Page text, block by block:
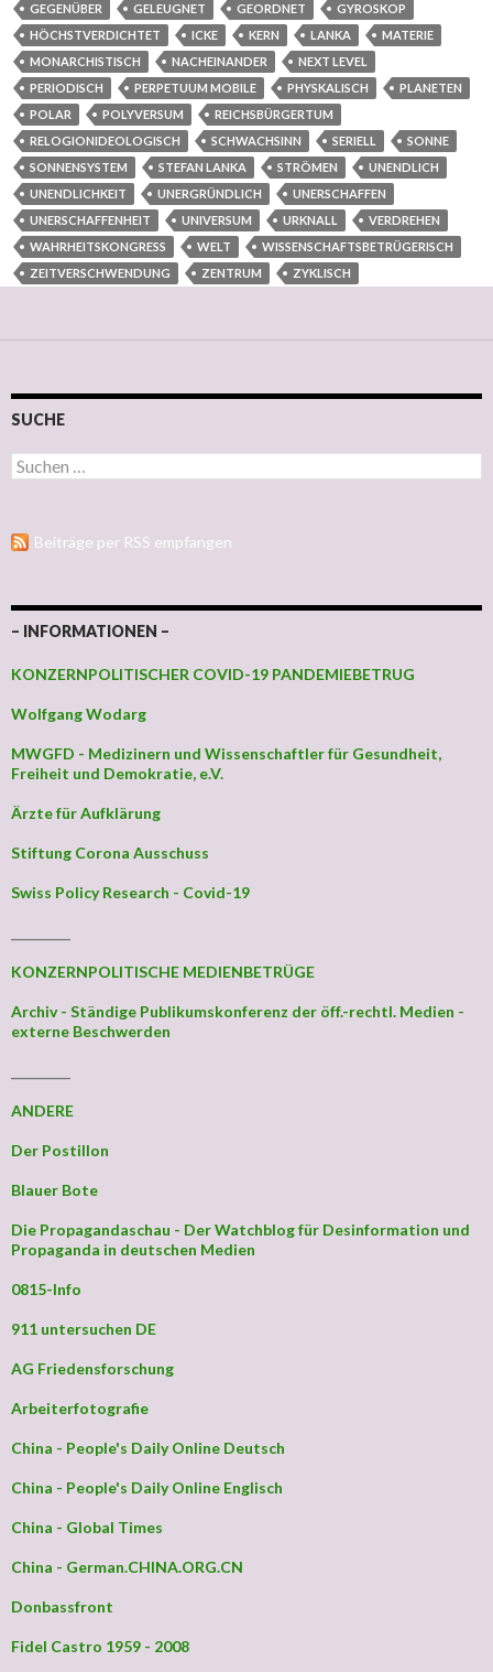
GEGENÜBER
GELEUGNET GEORDNET
GYROSKOP
HÖCHSTVERDICHTET
ICKE KERN LANKA
MATERIE
MONARCHISTISCH
NACHEINANDER
NEXT LEVEL
PERIODISCH
PERPETUUM MOBILE PHYSKALISCH
PLANETEN
POLAR
POLYVERSUM
REICHSBÜRGERTUM
RELOGIONIDEOLOGISCH
SCHWACHSINN SERIELL
SONNE
SONNENSYSTEM
STEFAN LANKA STRÖMEN
UNENDLICH
UNENDLICHKEIT
UNERGRÜNDLICH
UNERSCHAFFEN
UNERSCHAFFENHEIT
UNIVERSUM URKNALL
VERDREHEN
WAHRHEITSKONGRESS
WELT
WISSENSCHAFTSBETRÜGERISCH
ZEITVERSCHWENDUNG
ZENTRUM ZYKLISCH
SUCHE
Suchen nach:
Beiträge per RSS empfangen
– INFORMATIONEN –
KONZERNPOLITISCHER COVID-19 PANDEMIEBETRUG
Wolfgang Wodarg
MWGFD - Medizinern und Wissenschaftler für Gesundheit,
Freiheit und Demokratie, e.V.
Ärzte für Aufklärung
Stiftung Corona Ausschuss
Swiss Policy Research - Covid-19
KONZERNPOLITISCHE MEDIENBETRÜGE
Archiv - Ständige Publikumskonferenz der öff.-rechtl. Medien -
externe Beschwerden
ANDERE
Der Postillon
Blauer Bote
Die Propagandaschau - Der Watchblog für Desinformation und
Propaganda in deutschen Medien
0815-Info
911 untersuchen DE
AG Friedensforschung
Arbeiterfotografie
China - People's Daily Online Deutsch
China - People's Daily Online Englisch
China - Global Times
China - German.CHINA.ORG.CN
Donbassfront
Fidel Castro 1959 - 2008